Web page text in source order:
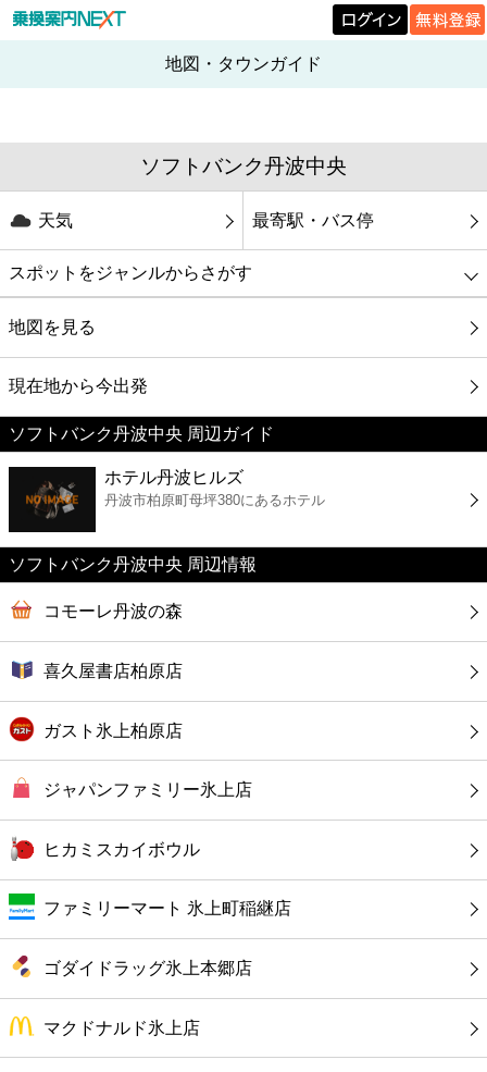
地図・タウンガイド
ソフトバンク丹波中央
天気 最寄駅・バス停
スポットをジャンルからさがす
グルメ
映画
美容
コンビニ
薬局
スーパー
エンタメ
レジャー
書店
ファミレス
ファーストフード
カフェ
ショッピング
地図を見る
現在地から今出発
ソフトバンク丹波中央 周辺ガイド
ホテル丹波ヒルズ
丹波市柏原町母坪380にあるホテル
ソフトバンク丹波中央 周辺情報
コモーレ丹波の森
喜久屋書店柏原店
ガスト氷上柏原店
ジャパンファミリー氷上店
ヒカミスカイボウル
ファミリーマート 氷上町稲継店
ゴダイドラッグ氷上本郷店
マクドナルド氷上店